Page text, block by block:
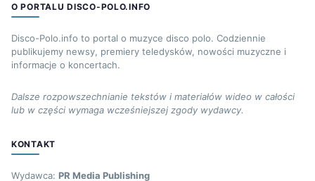
O PORTALU DISCO-POLO.INFO
Disco-Polo.info to portal o muzyce disco polo. Codziennie
publikujemy newsy, premiery teledysków, nowości muzyczne i
informacje o koncertach.
Dalsze rozpowszechnianie tekstów i materiałów wideo w całości
lub w części wymaga wcześniejszej zgody wydawcy.
KONTAKT
Wydawca: PR Media Publishing